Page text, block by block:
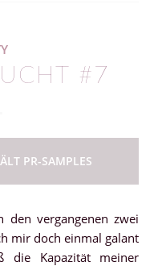
#7
PR-SAMPLES
den vergangenen zwei
mir doch einmal galant
die Kapazität meiner